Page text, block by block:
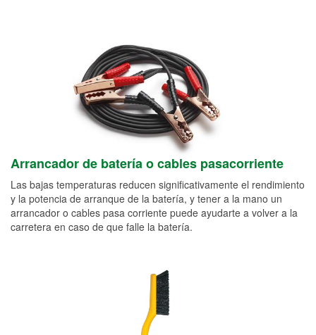
Arrancador de batería o cables pasacorriente
Las bajas temperaturas reducen significativamente el rendimiento
y la potencia de arranque de la batería, y tener a la mano un
arrancador o cables pasa corriente puede ayudarte a volver a la
carretera en caso de que falle la batería.